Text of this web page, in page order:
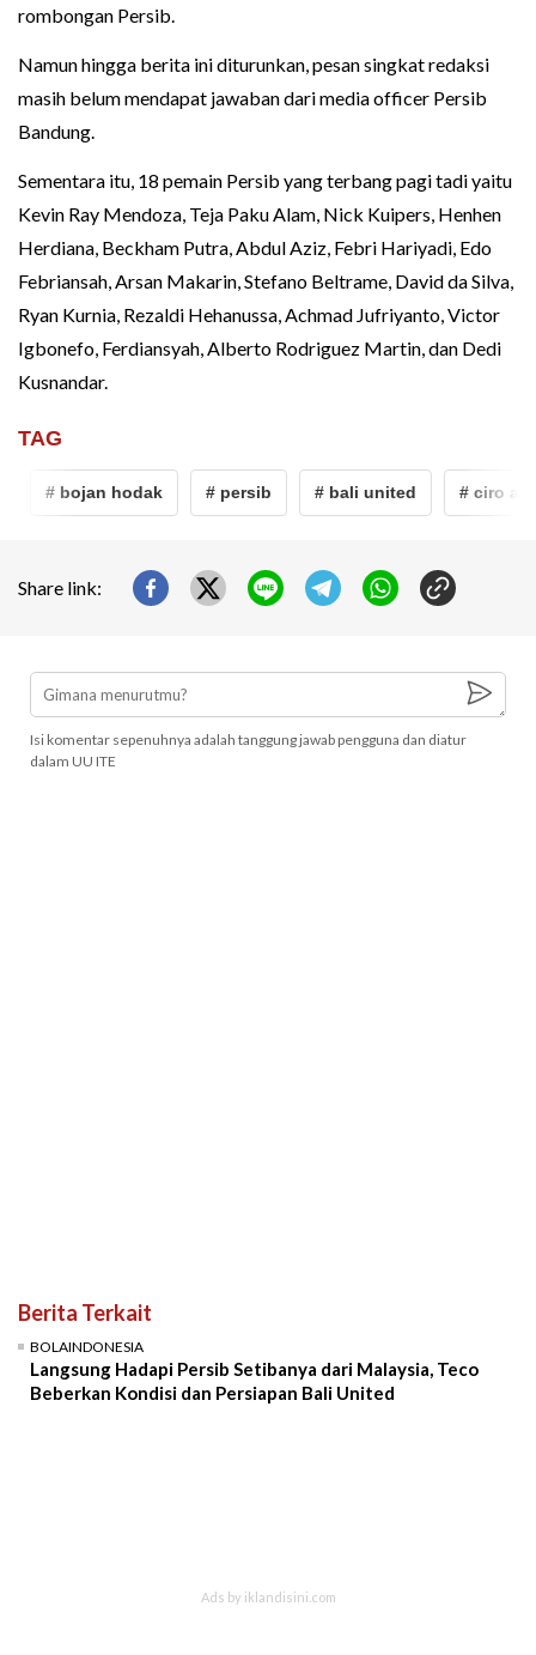
rombongan Persib.
Namun hingga berita ini diturunkan, pesan singkat redaksi
masih belum mendapat jawaban dari media officer Persib
Bandung.
Sementara itu, 18 pemain Persib yang terbang pagi tadi yaitu
Kevin Ray Mendoza, Teja Paku Alam, Nick Kuipers, Henhen
Herdiana, Beckham Putra, Abdul Aziz, Febri Hariyadi, Edo
Febriansah, Arsan Makarin, Stefano Beltrame, David da Silva,
Ryan Kurnia, Rezaldi Hehanussa, Achmad Jufriyanto, Victor
Igbonefo, Ferdiansyah, Alberto Rodriguez Martin, dan Dedi
Kusnandar.
TAG
# bojan hodak # persib # bali united # ciro alves
Share link:
Isi komentar sepenuhnya adalah tanggung jawab pengguna dan diatur
dalam UU ITE
Berita Terkait
BOLAINDONESIA
Langsung Hadapi Persib Setibanya dari Malaysia, Teco
Beberkan Kondisi dan Persiapan Bali United